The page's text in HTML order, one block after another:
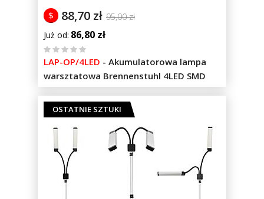
88,70 zł 95,00 zł
$
Już od 86,80 zł
%
100
LAP-OP/4LED - Akumulatorowa lampa
warsztatowa Brennenstuhl 4LED SMD
OSTATNIE SZTUKI